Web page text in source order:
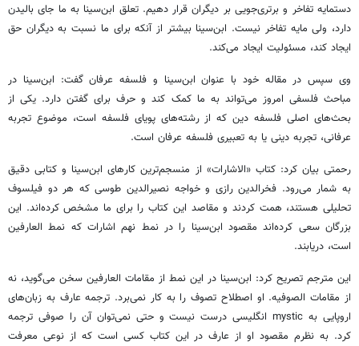
دستمایه تفاخر و برتری‌جویی بر دیگران قرار دهیم. تعلق ابن‌سینا به ما جای بالیدن
دارد، ولی مایه تفاخر نیست. ابن‌سینا بیشتر از آنکه برای ما نسبت به دیگران حق
ایجاد کند، مسئولیت ایجاد می‌کند.
وی سپس در مقاله خود با عنوان ابن‌سینا و فلسفه عرفان گفت: ابن‌سینا در
مباحث فلسفی امروز می‌تواند به ما کمک کند و حرف برای گفتن دارد. یکی از
بحث‌های اصلی فلسفه دین که از رشته‌های پویای فلسفه است، موضوع تجربه
عرفانی، تجربه دینی یا به تعبیری فلسفه عرفان است.
رحمتی بیان کرد: کتاب «الاشارات» از منسجم‌ترین کارهای ابن‌سینا و کتابی دقیق
به شمار می‌رود. فخرالدین رازی و خواجه نصیرالدین طوسی که هر دو فیلسوف
تحلیلی هستند، همت کردند و مقاصد این کتاب را برای ما مشخص کرده‌اند. این
بزرگان سعی کرده‌اند مقصود ابن‌سینا را در نمط نهم اشارات که نمط العارفین
است، دریابند.
این مترجم تصریح کرد: ابن‌سینا در این نمط از مقامات العارفین سخن می‌گوید، نه
از مقامات الصوفیه. او اصطلاح تصوف را به کار نمی‌برد. ترجمه عارف به زبان‌های
اروپایی به mystic انگلیسی درست نیست و حتی نمی‌توان آن را صوفی ترجمه
کرد. به نظرم مقصود او از عارف در این کتاب کسی است که از نوعی معرفت